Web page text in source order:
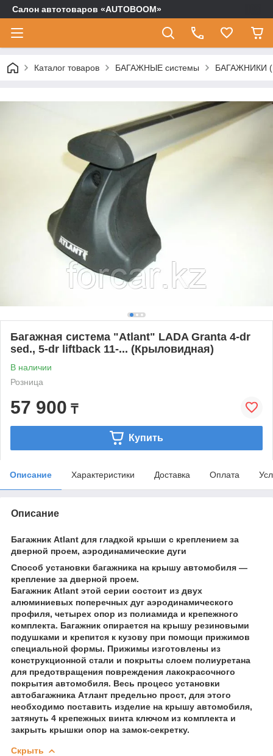
Салон автотоваров «AUTOBOOM»
Каталог товаров БАГАЖНЫЕ системы БАГАЖНИКИ
Багажная система "Atlant" LADA Granta 4-dr
sed., 5-dr liftback 11-... (Крыловидная)
В наличии
Розница
57 900 ₸
Купить
Описание Характеристики Доставка Оплата
Описание
Багажник Atlant для гладкой крыши с креплением за
дверной проем, аэродинамические дуги
Способ установки багажника на крышу автомобиля —
крепление за дверной проем.
Багажник Atlant этой серии состоит из двух
алюминиевых поперечных дуг аэродинамического
профиля, четырех опор из полиамида и крепежного
комплекта. Багажник опирается на крышу резиновыми
подушками и крепится к кузову при помощи прижимов
специальной формы. Прижимы изготовлены из
конструкционной стали и покрыты слоем полиуретана
для предотвращения повреждения лакокрасочного
покрытия автомобиля. Весь процесс установки
автобагажника Атлант предельно прост, для этого
необходимо поставить изделие на крышу автомобиля,
затянуть 4 крепежных винта ключом из комплекта и
закрыть крышки опор на замок-секретку.
Скрыть